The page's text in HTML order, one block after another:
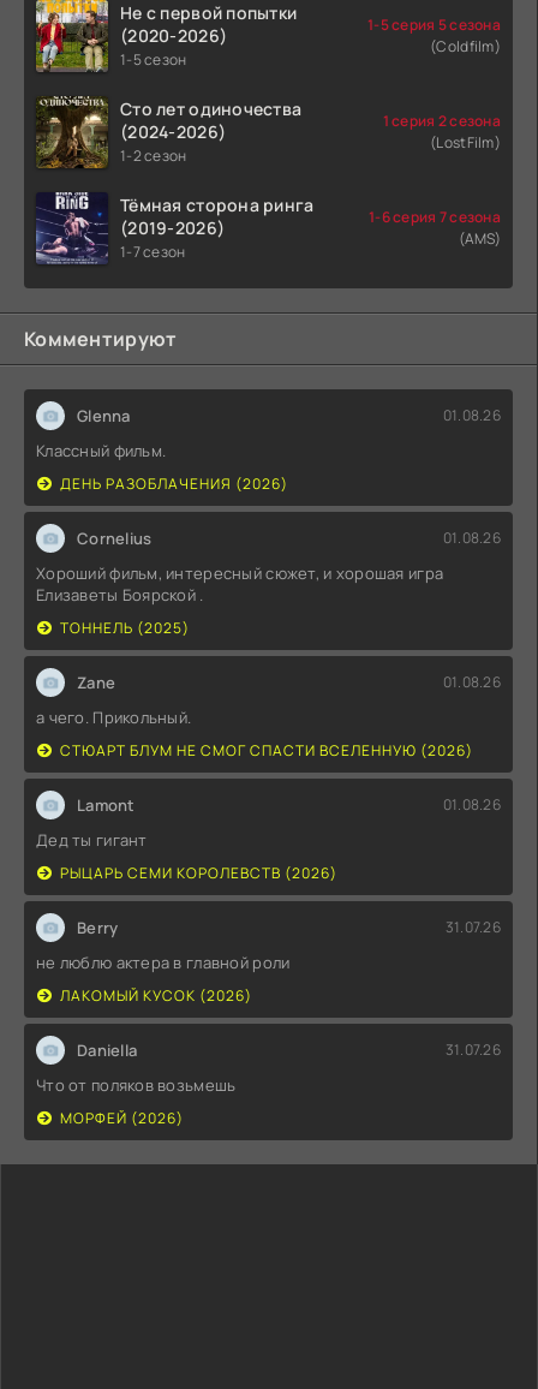
Не с первой попытки
(2020-2026)
1-5 сезон
1-5 серия 5 сезона
(Coldfilm)
Сто лет одиночества
(2024-2026)
1-2 сезон
1 серия 2 сезона
(LostFilm)
Тёмная сторона ринга
(2019-2026)
1-7 сезон
1-6 серия 7 сезона
(AMS)
Комментируют
Glenna 01.08.26
Классный фильм.
ДЕНЬ РАЗОБЛАЧЕНИЯ (2026)
Cornelius 01.08.26
Хороший фильм, интересный сюжет, и хорошая игра
Елизаветы Боярской .
ТОННЕЛЬ (2025)
Zane 01.08.26
а чего. Прикольный.
СТЮАРТ БЛУМ НЕ СМОГ СПАСТИ ВСЕЛЕННУЮ (2026)
Lamont 01.08.26
Дед ты гигант
РЫЦАРЬ СЕМИ КОРОЛЕВСТВ (2026)
Berry 31.07.26
не люблю актера в главной роли
ЛАКОМЫЙ КУСОК (2026)
Daniella 31.07.26
Что от поляков возьмешь
МОРФЕЙ (2026)